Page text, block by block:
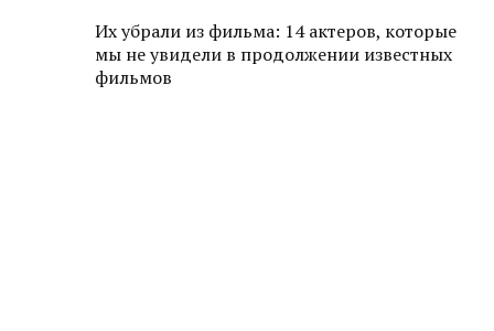
Их убрали из фильма: 14 актеров, которые
мы не увидели в продолжении известных
фильмов